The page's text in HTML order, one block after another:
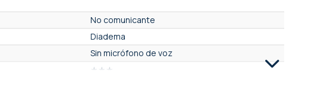
No comunicante
Diadema
Sin micrófono de voz
★★★